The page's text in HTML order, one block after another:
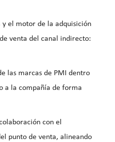
el motor de la adquisición
venta del canal indirecto:
las marcas de PMI dentro
a la compañía de forma
con el
punto de venta, alineando